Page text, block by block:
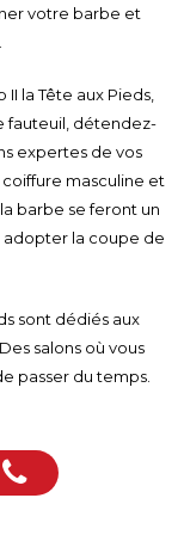
votre barbe et
la Tête aux Pieds,
fauteuil, détendez-
expertes de vos
masculine et
barbe se feront un
adopter la coupe de
sont dédiés aux
salons où vous
passer du temps.